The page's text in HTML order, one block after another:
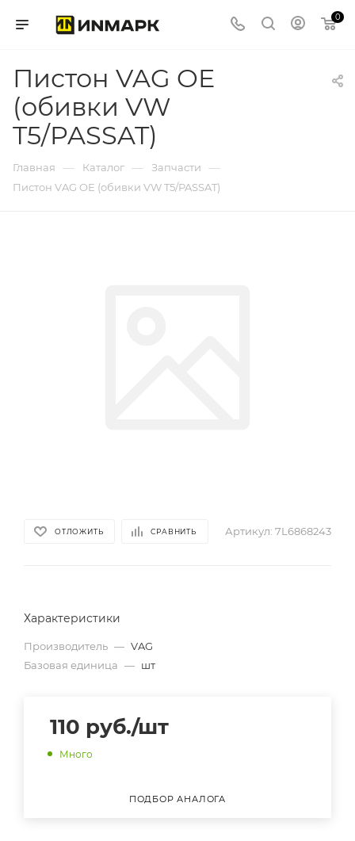
0
Пистон VAG OE
(обивки VW
T5/PASSAT)
Главная — Каталог — Запчасти —
Пистон VAG OE (обивки VW T5/PASSAT)
ОТЛОЖИТЬ СРАВНИТЬ Артикул: 7L6868243
Характеристики
Производитель — VAG
Базовая единица — шт
110 руб./шт
Много
ПОДБОР АНАЛОГА